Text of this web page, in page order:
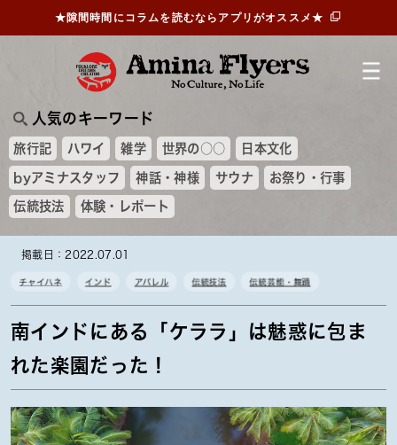
人気のキーワード
旅行記 ハワイ 雑学 世界の○○ 日本文化
byアミナスタッフ 神話・神様 サウナ お祭り・行事
伝統技法 体験・レポート
★隙間時間にコラムを読むならアプリがオススメ★
掲載日：2022.07.01
チャイハネ インド アパレル 伝統技法 伝統芸能・舞踊
南インドにある「ケララ」は魅惑に包ま
れた楽園だった！